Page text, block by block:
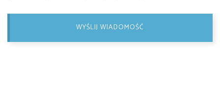
WYŚLIJ WIADOMOŚĆ